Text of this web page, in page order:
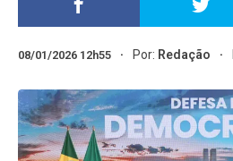
08/01/2026 12h55 Por: Redação